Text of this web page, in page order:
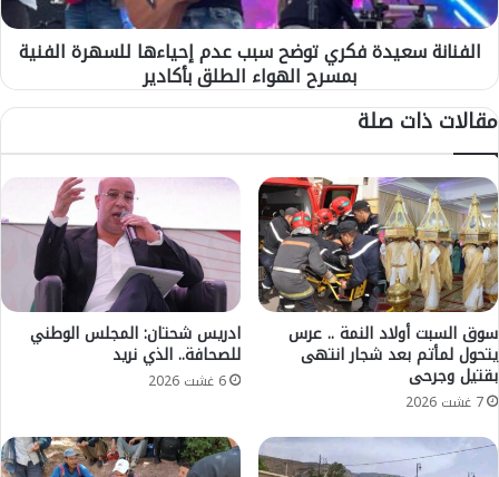
ل
ا
ت
ق
ا
د
ا
ل
ب
ل
د
ه
م
س
ع
د
ف
ر
ي
ت
و
ض
ح
س
ب
ب
ع
د
إ
الفنانة سعيدة فكري توضح سبب عدم إحياءها للسهرة الفنية
بمسرح الهواء الطلق بأكادير
مقالات ذات صلة
سوق السبت أولاد النمة .. عرس
يتحول لمأتم بعد شجار انتهى
بقتيل وجرحى
7 غشت 2026
ادريس شحتان: المجلس الوطني
للصحافة.. الذي نريد
6 غشت 2026